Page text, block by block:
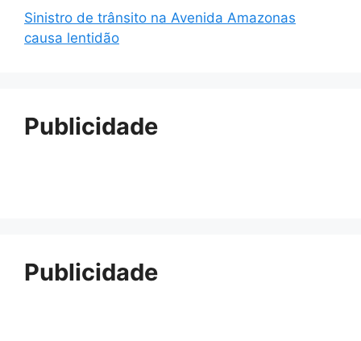
Sinistro de trânsito na Avenida Amazonas
causa lentidão
Publicidade
Publicidade